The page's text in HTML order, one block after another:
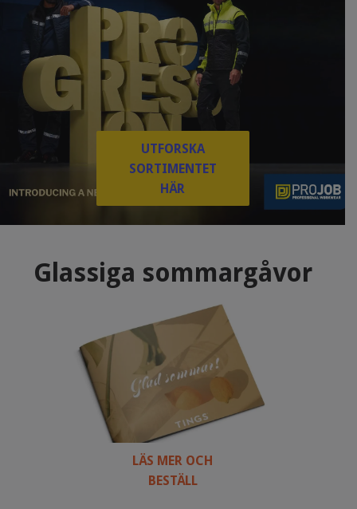
UTFORSKA
SORTIMENTET
HÄR
Glassiga sommargåvor
LÄS MER OCH
BESTÄLL